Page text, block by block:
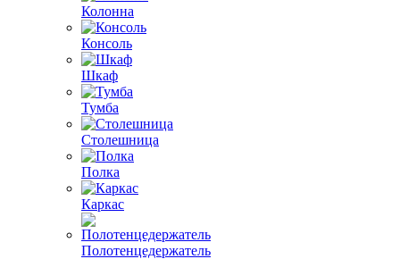
Колонна
Консоль
Шкаф
Тумба
Столешница
Полка
Каркас
Полотенцедержатель